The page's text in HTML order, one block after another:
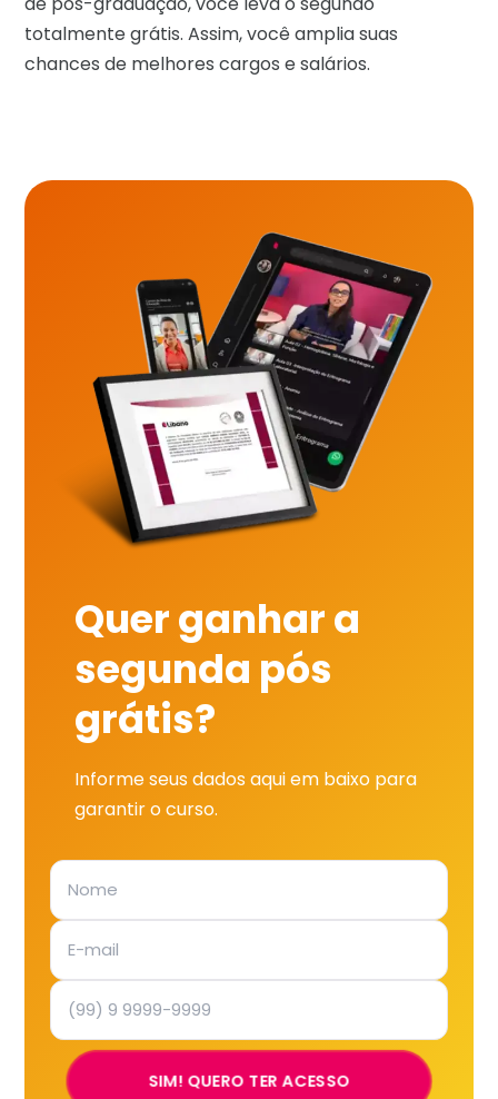
totalmente grátis. Assim, você amplia suas
chances de melhores cargos e salários.
Quer ganhar a
segunda pós
grátis?
Informe seus dados aqui em baixo para
garantir o curso.
SIM! QUERO TER ACESSO